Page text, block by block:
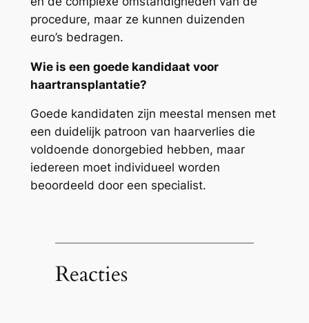
procedure, maar ze kunnen duizenden
euro’s bedragen.
Wie is een goede kandidaat voor
haartransplantatie?
Goede kandidaten zijn meestal mensen met
een duidelijk patroon van haarverlies die
voldoende donorgebied hebben, maar
iedereen moet individueel worden
beoordeeld door een specialist.
Reacties